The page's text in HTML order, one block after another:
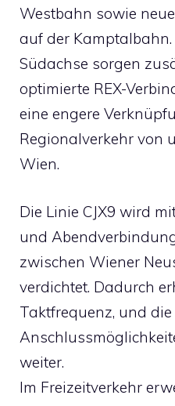
Westbahn sowie
auf der
Südachse sorgen
optimierte REX-
eine engere
Regionalverkehr von
Wien.
Die Linie CJX9 wird
und
zwischen Wiener
verdichtet. Dadurch
Taktfrequenz, und die
weiter.
Im Freizeitverkehr